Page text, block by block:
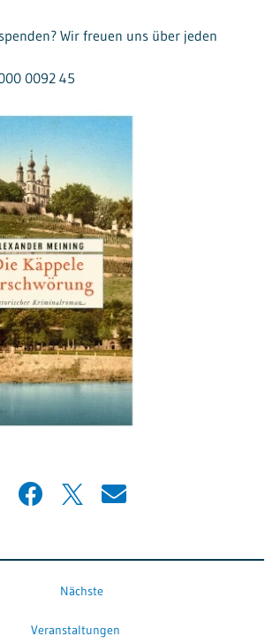
Wir freuen uns über jeden
0092 45
Nächste
Veranstaltungen